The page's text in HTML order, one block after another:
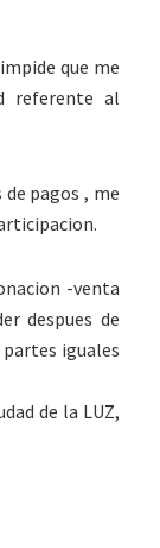
que me
referente al
pagos , me
-venta
despues de
iguales
de la LUZ,